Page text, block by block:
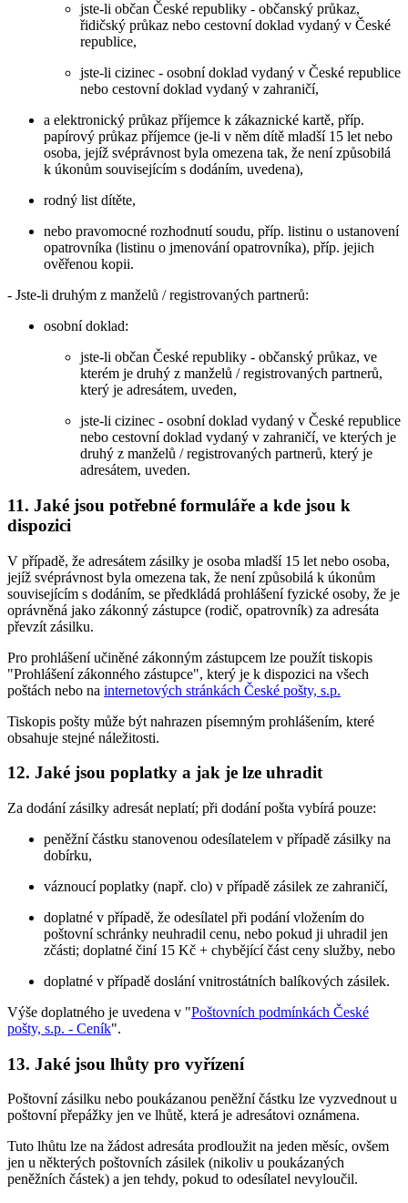
jste-li občan České republiky - občanský průkaz,
řidičský průkaz nebo cestovní doklad vydaný v České
republice,
jste-li cizinec - osobní doklad vydaný v České republice
nebo cestovní doklad vydaný v zahraničí,
a elektronický průkaz příjemce k zákaznické kartě, příp.
papírový průkaz příjemce (je-li v něm dítě mladší 15 let nebo
osoba, jejíž svéprávnost byla omezena tak, že není způsobilá
k úkonům souvisejícím s dodáním, uvedena),
rodný list dítěte,
nebo pravomocné rozhodnutí soudu, příp. listinu o ustanovení
opatrovníka (listinu o jmenování opatrovníka), příp. jejich
ověřenou kopii.
- Jste-li druhým z manželů / registrovaných partnerů:
osobní doklad:
jste-li občan České republiky - občanský průkaz, ve
kterém je druhý z manželů / registrovaných partnerů,
který je adresátem, uveden,
jste-li cizinec - osobní doklad vydaný v České republice
nebo cestovní doklad vydaný v zahraničí, ve kterých je
druhý z manželů / registrovaných partnerů, který je
adresátem, uveden.
11. Jaké jsou potřebné formuláře a kde jsou k
dispozici
V případě, že adresátem zásilky je osoba mladší 15 let nebo osoba,
jejíž svéprávnost byla omezena tak, že není způsobilá k úkonům
souvisejícím s dodáním, se předkládá prohlášení fyzické osoby, že je
oprávněná jako zákonný zástupce (rodič, opatrovník) za adresáta
převzít zásilku.
Pro prohlášení učiněné zákonným zástupcem lze použít tiskopis
"Prohlášení zákonného zástupce", který je k dispozici na všech
poštách nebo na internetových stránkách České pošty, s.p.
Tiskopis pošty může být nahrazen písemným prohlášením, které
obsahuje stejné náležitosti.
12. Jaké jsou poplatky a jak je lze uhradit
Za dodání zásilky adresát neplatí; při dodání pošta vybírá pouze:
peněžní částku stanovenou odesílatelem v případě zásilky na
dobírku,
váznoucí poplatky (např. clo) v případě zásilek ze zahraničí,
doplatné v případě, že odesílatel při podání vložením do
poštovní schránky neuhradil cenu, nebo pokud ji uhradil jen
zčásti; doplatné činí 15 Kč + chybějící část ceny služby, nebo
doplatné v případě doslání vnitrostátních balíkových zásilek.
Výše doplatného je uvedena v "Poštovních podmínkách České
pošty, s.p. - Ceník".
13. Jaké jsou lhůty pro vyřízení
Poštovní zásilku nebo poukázanou peněžní částku lze vyzvednout u
poštovní přepážky jen ve lhůtě, která je adresátovi oznámena.
Tuto lhůtu lze na žádost adresáta prodloužit na jeden měsíc, ovšem
jen u některých poštovních zásilek (nikoliv u poukázaných
peněžních částek) a jen tehdy, pokud to odesílatel nevyloučil.